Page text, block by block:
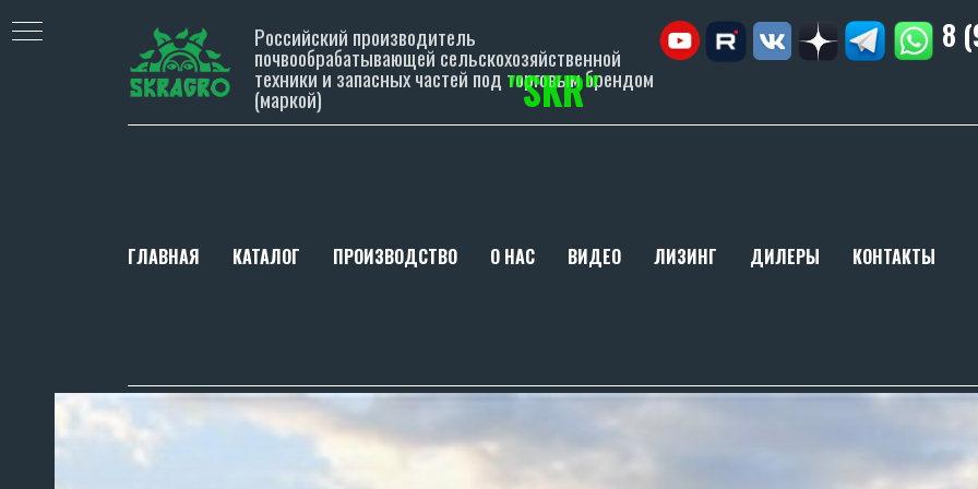
8
Российский производитель
почвообрабатывающей сельскохозяйственной
техники и запасных частей под торговым брендом
(маркой) "SKR"
ГЛАВНАЯ КАТАЛОГ ПРОИЗВОДСТВО О НАС ВИДЕО ЛИЗИНГ ДИЛЕРЫ КОНТАКТЫ